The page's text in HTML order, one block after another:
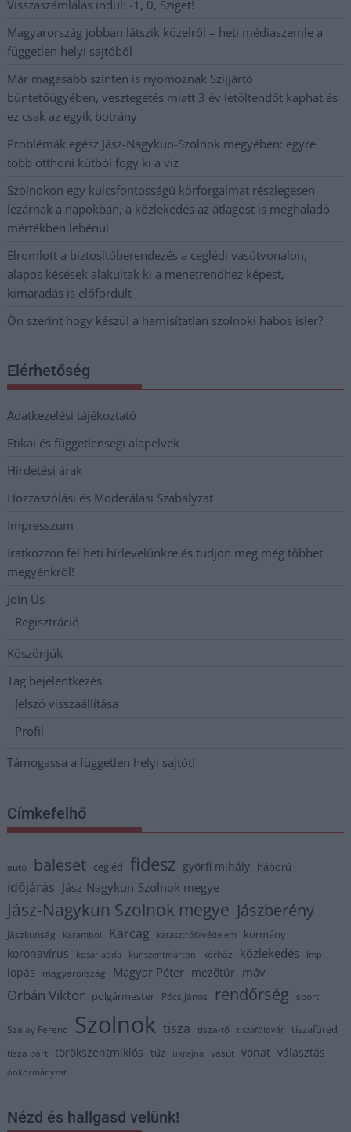
Visszaszámlálás indul: -1, 0, Sziget!
Magyarország jobban látszik közelről – heti médiaszemle a
független helyi sajtóból
Már magasabb szinten is nyomoznak Szijjártó
büntetőügyében, vesztegetés miatt 3 év letöltendőt kaphat és
ez csak az egyik botrány
Problémák egész Jász-Nagykun-Szolnok megyében: egyre
több otthoni kútból fogy ki a víz
Szolnokon egy kulcsfontosságú körforgalmat részlegesen
lezárnak a napokban, a közlekedés az átlagost is meghaladó
mértékben lebénul
Elromlott a biztosítóberendezés a ceglédi vasútvonalon,
alapos késések alakultak ki a menetrendhez képest,
kimaradás is előfordult
Ön szerint hogy készül a hamisítatlan szolnoki habos isler?
Elérhetőség
Adatkezelési tájékoztató
Etikai és függetlenségi alapelvek
Hirdetési árak
Hozzászólási és Moderálási Szabályzat
Impresszum
Iratkozzon fel heti hírlevelünkre és tudjon meg még többet
megyénkről!
Join Us
Regisztráció
Köszönjük
Tag bejelentkezés
Jelszó visszaállítása
Profil
Támogassa a független helyi sajtót!
Címkefelhő
autó baleset cegléd fidesz györfi mihály háború
időjárás Jász-Nagykun-Szolnok megye
Jász-Nagykun Szolnok megye Jászberény
Jászkunság karambol Karcag katasztrófavédelem kormány
koronavírus kosárlabda kunszentmárton kórház közlekedés lmp
lopás magyarország Magyar Péter mezőtúr máv
Orbán Viktor polgármester Pócs János rendőrség sport
Szalay Ferenc Szolnok tisza tisza-tó tiszaföldvár tiszafüred
tisza part törökszentmiklós tűz ukrajna vasút vonat választás
önkormányzat
Nézd és hallgasd velünk!